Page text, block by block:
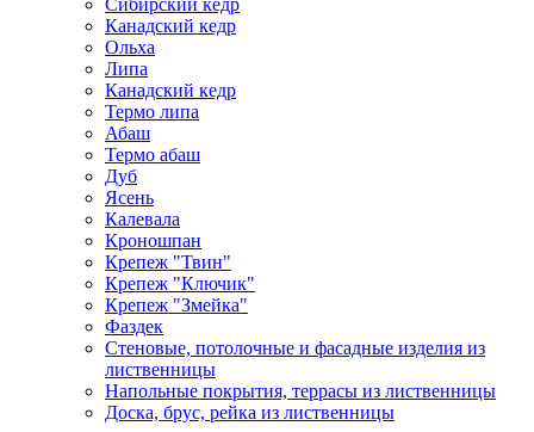
Сибирский кедр
Канадский кедр
Ольха
Липа
Канадский кедр
Термо липа
Абаш
Термо абаш
Дуб
Ясень
Калевала
Кроношпан
Крепеж "Твин"
Крепеж "Ключик"
Крепеж "Змейка"
Фаздек
Стеновые, потолочные и фасадные изделия из
лиственницы
Напольные покрытия, террасы из лиственницы
Доска, брус, рейка из лиственницы